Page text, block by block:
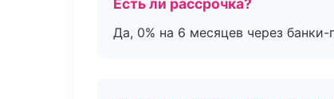
Есть ли рассрочка?
Да, 0% на 6 месяцев через банки-